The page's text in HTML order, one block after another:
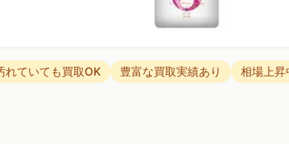
れていても買取OK 豊富な買取実績あり 相場上昇